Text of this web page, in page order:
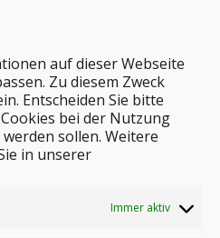
auf dieser Webseite
Zu diesem Zweck
Entscheiden Sie bitte
bei der Nutzung
sollen. Weitere
in unserer
Immer aktiv